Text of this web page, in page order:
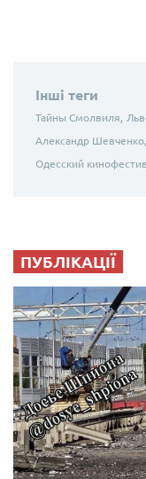
Інші теги
Тайны Смолвиля,
Александр Шевченко,
Одесский
ПУБЛІКАЦІЇ